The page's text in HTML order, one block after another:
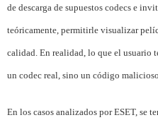
de descarga de supuestos codecs e
teóricamente, permitirle visualizar
calidad. En realidad, lo que el usuario
un codec real, sino un código malicioso.
En los casos analizados por ESET, se